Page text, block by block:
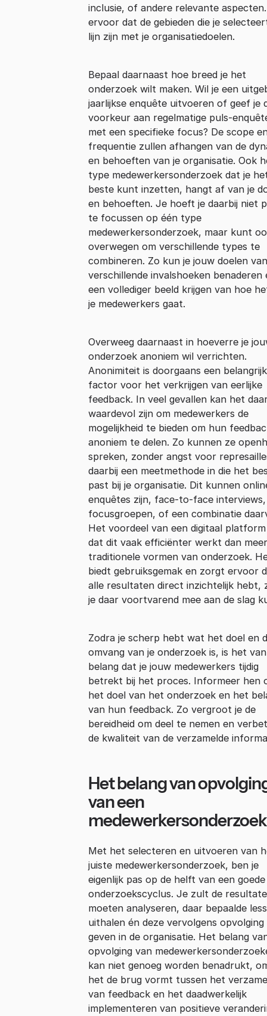
inclusie, of andere relevante
ervoor dat de gebieden die je
lijn zijn met je organisatiedoelen.
Bepaal daarnaast hoe breed je het
onderzoek wilt maken. Wil je een
jaarlijkse enquête uitvoeren of geef je
voorkeur aan regelmatige puls-
met een specifieke focus? De scope
frequentie zullen afhangen van de
en behoeften van je organisatie. Ook
type medewerkersonderzoek dat je
beste kunt inzetten, hangt af van je
en behoeften. Je hoeft je daarbij niet
te focussen op één type
medewerkersonderzoek, maar kunt
overwegen om verschillende types te
combineren. Zo kun je jouw doelen
verschillende invalshoeken benaderen
een vollediger beeld krijgen van hoe
je medewerkers gaat.
Overweeg daarnaast in hoeverre je
onderzoek anoniem wil verrichten.
Anonimiteit is doorgaans een
factor voor het verkrijgen van eerlijke
feedback. In veel gevallen kan het
waardevol zijn om medewerkers de
mogelijkheid te bieden om hun
anoniem te delen. Zo kunnen ze
spreken, zonder angst voor
daarbij een meetmethode in die het
past bij je organisatie. Dit kunnen
enquêtes zijn, face-to-face interviews,
focusgroepen, of een combinatie
Het voordeel van een digitaal platform
dat dit vaak efficiënter werkt dan meer
traditionele vormen van onderzoek.
biedt gebruiksgemak en zorgt ervoor
alle resultaten direct inzichtelijk hebt,
je daar voortvarend mee aan de slag
Zodra je scherp hebt wat het doel en
omvang van je onderzoek is, is het van
belang dat je jouw medewerkers tijdig
betrekt bij het proces. Informeer hen
het doel van het onderzoek en het
van hun feedback. Zo vergroot je de
bereidheid om deel te nemen en
de kwaliteit van de verzamelde
Het belang van
van een
medewerkersonderzoek
Met het selecteren en uitvoeren van
juiste medewerkersonderzoek, ben je
eigenlijk pas op de helft van een goede
onderzoekscyclus. Je zult de
moeten analyseren, daar bepaalde
uithalen én deze vervolgens opvolging
geven in de organisatie. Het belang
opvolging van
kan niet genoeg worden benadrukt,
het de brug vormt tussen het
van feedback en het daadwerkelijk
implementeren van positieve